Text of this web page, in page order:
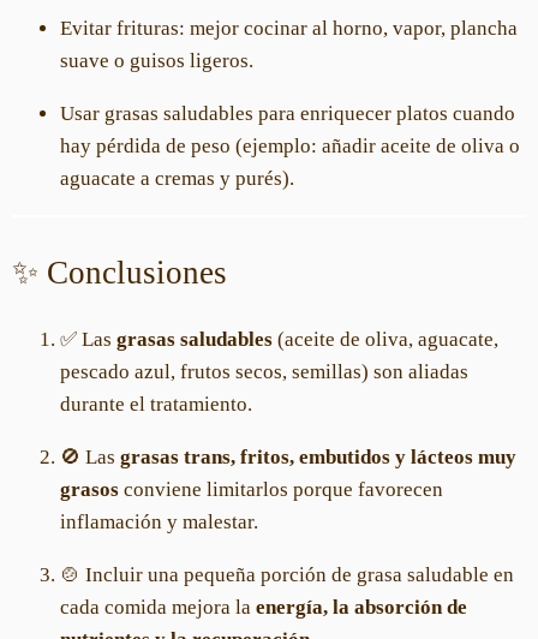
Evitar frituras: mejor cocinar al horno, vapor, plancha
suave o guisos ligeros.
Usar grasas saludables para enriquecer platos cuando
hay pérdida de peso (ejemplo: añadir aceite de oliva o
aguacate a cremas y purés).
✨ Conclusiones
✅ Las grasas saludables (aceite de oliva, aguacate,
pescado azul, frutos secos, semillas) son aliadas
durante el tratamiento.
🚫 Las grasas trans, fritos, embutidos y lácteos muy
grasos conviene limitarlos porque favorecen
inflamación y malestar.
🍲 Incluir una pequeña porción de grasa saludable en
cada comida mejora la energía, la absorción de